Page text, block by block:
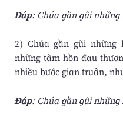
Ðáp: Chúa gần gũi
2) Chúa gần gũi những
những tâm hồn đau
nhiều bước gian truân,
Ðáp: Chúa gần gũi